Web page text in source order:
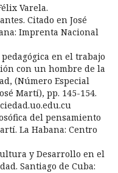
Varela.
Citado en José
Imprenta Nacional
pedagógica en el trabajo
con un hombre de la
(Número Especial
Martí), pp. 145-154.
del pensamiento
La Habana: Centro
y Desarrollo en el
Santiago de Cuba: